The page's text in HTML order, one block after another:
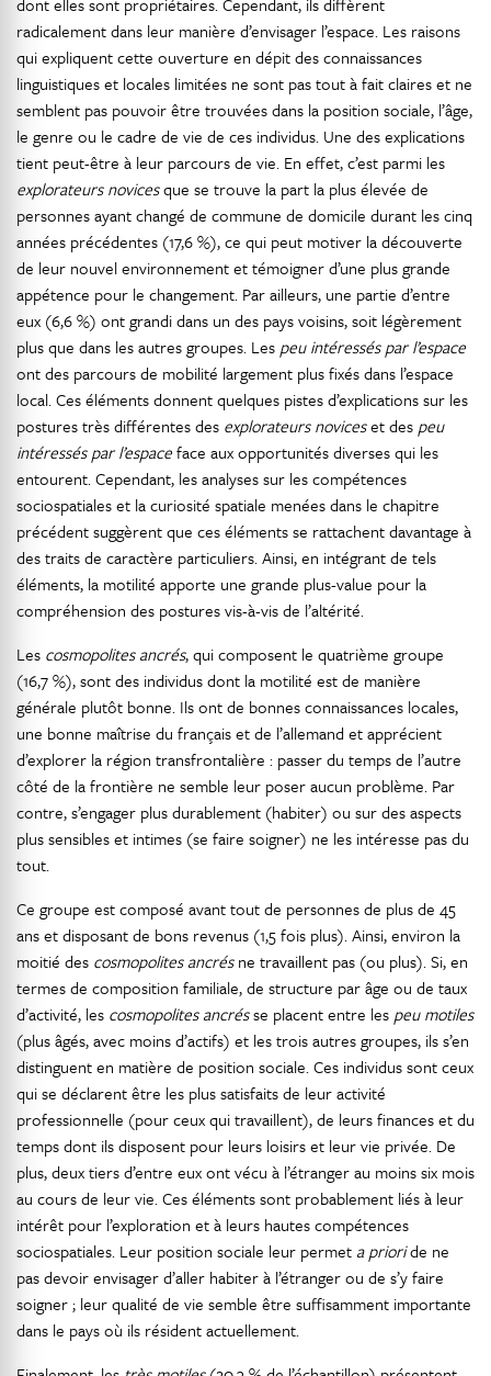
radicalement dans leur manière d’envisager l’espace. Les raisons
qui expliquent cette ouverture en dépit des connaissances
linguistiques et locales limitées ne sont pas tout à fait claires et ne
semblent pas pouvoir être trouvées dans la position sociale, l’âge,
le genre ou le cadre de vie de ces individus. Une des explications
tient peut-être à leur parcours de vie. En effet, c’est parmi les
explorateurs novicesque se trouve la part la plus élevée de
personnes ayant changé de commune de domicile durant les cinq
années précédentes (17,6 %), ce qui peut motiver la découverte
de leur nouvel environnement et témoigner d’une plus grande
appétence pour le changement. Par ailleurs, une partie d’entre
eux (6,6 %) ont grandi dans un des pays voisins, soit légèrement
plus que dans les autres groupes. Les peu intéressés par l’espace
ont des parcours de mobilité largement plus fixés dans l’espace
local. Ces éléments donnent quelques pistes d’explications sur les
postures très différentes des explorateurs noviceset des peu
intéressés par l’espaceface aux opportunités diverses qui les
entourent. Cependant, les analyses sur les compétences
sociospatiales et la curiosité spatiale menées dans le chapitre
précédent suggèrent que ces éléments se rattachent davantage à
des traits de caractère particuliers. Ainsi, en intégrant de tels
éléments, la motilité apporte une grande plus-value pour la
compréhension des postures vis-à-vis de l’altérité.
Les cosmopolites ancrés, qui composent le quatrième groupe
(16,7 %), sont des individus dont la motilité est de manière
générale plutôt bonne. Ils ont de bonnes connaissances locales,
une bonne maîtrise du français et de l’allemand et apprécient
d’explorer la région transfrontalière : passer du temps de l’autre
côté de la frontière ne semble leur poser aucun problème. Par
contre, s’engager plus durablement (habiter) ou sur des aspects
plus sensibles et intimes (se faire soigner) ne les intéresse pas du
tout.
Ce groupe est composé avant tout de personnes de plus de 45
ans et disposant de bons revenus (1,5 fois plus). Ainsi, environ la
moitié des cosmopolites ancrésne travaillent pas (ou plus). Si, en
termes de composition familiale, de structure par âge ou de taux
d’activité, les cosmopolites ancrésse placent entre les peu motiles
(plus âgés, avec moins d’actifs) et les trois autres groupes, ils s’en
distinguent en matière de position sociale. Ces individus sont ceux
qui se déclarent être les plus satisfaits de leur activité
professionnelle (pour ceux qui travaillent), de leurs finances et du
temps dont ils disposent pour leurs loisirs et leur vie privée. De
plus, deux tiers d’entre eux ont vécu à l’étranger au moins six mois
au cours de leur vie. Ces éléments sont probablement liés à leur
intérêt pour l’exploration et à leurs hautes compétences
sociospatiales. Leur position sociale leur permet a prioride ne
pas devoir envisager d’aller habiter à l’étranger ou de s’y faire
soigner ; leur qualité de vie semble être suffisamment importante
dans le pays où ils résident actuellement.